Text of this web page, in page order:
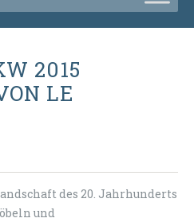
2015
LE
des 20. Jahrhunderts
und